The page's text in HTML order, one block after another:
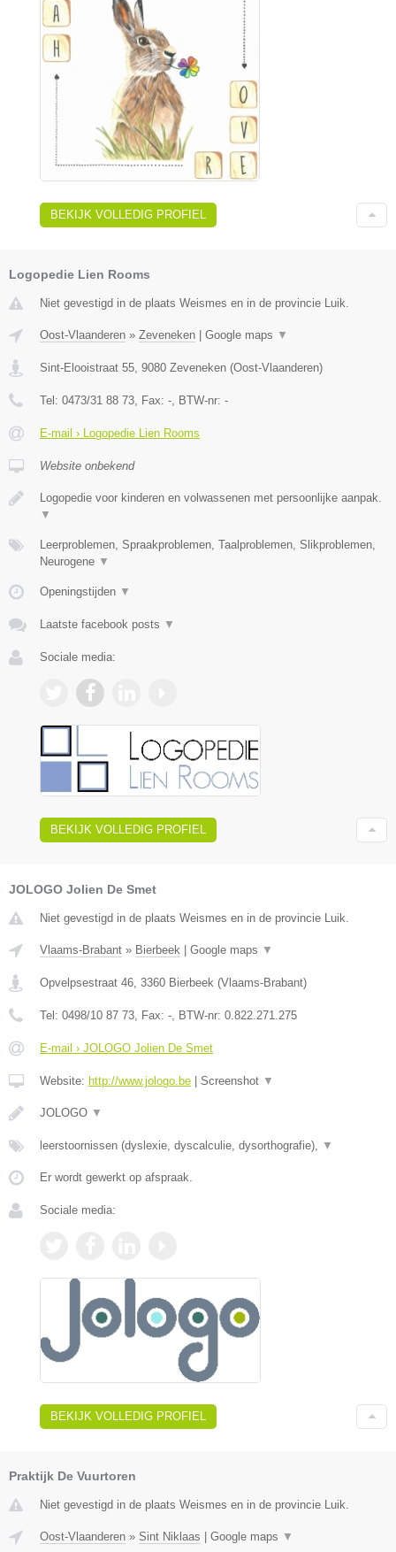
BEKIJK VOLLEDIG PROFIEL
Logopedie Lien Rooms
Niet gevestigd in de plaats Weismes en in de provincie Luik.
Oost-Vlaanderen » Zeveneken Google maps ▼
Sint-Elooistraat 55 9080 Zeveneken (Oost-Vlaanderen)
Tel: 0473/31 88 73 , Fax: - , BTW-nr: -
E-mail › Logopedie Lien Rooms
Website onbekend
Logopedie voor kinderen en volwassenen met persoonlijke aanpak.
▼
Leerproblemen, Spraakproblemen, Taalproblemen, Slikproblemen,
Neurogene ▼
Openingstijden ▼
Laatste facebook posts ▼
Sociale media:
BEKIJK VOLLEDIG PROFIEL
JOLOGO Jolien De Smet
Niet gevestigd in de plaats Weismes en in de provincie Luik.
Vlaams-Brabant » Bierbeek Google maps ▼
Opvelpsestraat 46, 3360 Bierbeek (Vlaams-Brabant)
Tel: 0498/10 87 73, Fax: -, BTW-nr: 0.822.271.275
E-mail › JOLOGO Jolien De Smet
Website: http://www.jologo.be Screenshot ▼
JOLOGO ▼
leerstoornissen (dyslexie, dyscalculie, dysorthografie), ▼
Er wordt gewerkt op afspraak.
Sociale media:
BEKIJK VOLLEDIG PROFIEL
Praktijk De Vuurtoren
Niet gevestigd in de plaats Weismes en in de provincie Luik.
Oost-Vlaanderen » Sint Niklaas Google maps ▼